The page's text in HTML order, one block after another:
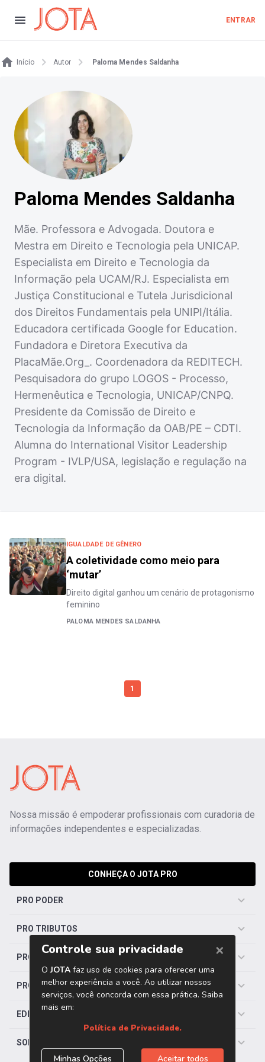
ENTRAR
Início Autor Paloma Mendes Saldanha
Paloma Mendes Saldanha
Mãe. Professora e Advogada. Doutora e
Mestra em Direito e Tecnologia pela UNICAP.
Especialista em Direito e Tecnologia da
Informação pela UCAM/RJ. Especialista em
Justiça Constitucional e Tutela Jurisdicional
dos Direitos Fundamentais pela UNIPI/Itália.
Educadora certificada Google for Education.
Fundadora e Diretora Executiva da
PlacaMãe.Org_. Coordenadora da REDITECH.
Pesquisadora do grupo LOGOS - Processo,
Hermenêutica e Tecnologia, UNICAP/CNPQ.
Presidente da Comissão de Direito e
Tecnologia da Informação da OAB/PE – CDTI.
Alumna do International Visitor Leadership
Program - IVLP/USA, legislação e regulação na
era digital.
IGUALDADE DE GÊNERO
A coletividade como meio para
‘mutar’
Direito digital ganhou um cenário de protagonismo
feminino
PALOMA MENDES SALDANHA
1
Nossa missão é empoderar profissionais com curadoria de
informações independentes e especializadas.
CONHEÇA O JOTA PRO
PRO PODER
PRO TRIBUTOS
PRO TRABALHISTA
PRO SAÚDE
EDITORIAS
SOBRE O JOTA